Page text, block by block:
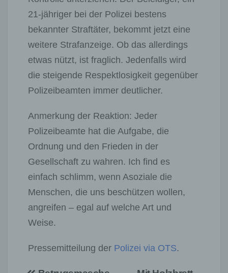
21-jähriger bei der Polizei bestens
bekannter Straftäter, bekommt jetzt eine
weitere Strafanzeige. Ob das allerdings
etwas nützt, ist fraglich. Jedenfalls wird
die steigende Respektlosigkeit gegenüber
Polizeibeamten immer deutlicher.
Anmerkung der Reaktion: Jeder
Polizeibeamte hat die Aufgabe, die
Ordnung und den Frieden in der
Gesellschaft zu wahren. Ich find es
einfach schlimm, wenn Asoziale die
Menschen, die uns beschützen wollen,
angreifen – egal auf welche Art und
Weise.
Pressemitteilung der Polizei via OTS.